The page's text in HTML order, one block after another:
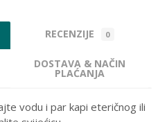
RECENZIJE 0
DOSTAVA & NAČIN
PLAĆANJA
vodu i par kapi eteričnog ili